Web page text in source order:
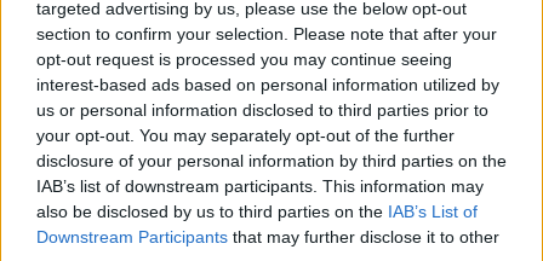
targeted advertising by us, please use the below opt-out
section to confirm your selection. Please note that after your
opt-out request is processed you may continue seeing
interest-based ads based on personal information utilized by
us or personal information disclosed to third parties prior to
your opt-out. You may separately opt-out of the further
disclosure of your personal information by third parties on the
IAB’s list of downstream participants. This information may
also be disclosed by us to third parties on the IAB’s List of
Downstream Participants that may further disclose it to other
trattenere i loro aumenti salariali a meno che non rinuncino
alle loro azioni legali in materia.
I manifestanti hanno attraversato il Ponte Elisabetta sul lato di
Buda prima di tornare all’accademia sul lato di Pest attraverso
il Ponte delle Catene. Il quartier generale della polizia di
Budapest (BRFK) ha dichiarato supolice.huche alle 18
alcuni manifestanti sono saliti illegalmente sul ponte Elisabeth
e hanno bloccato il traffico per 20 minuti.
Come abbiamo scritto qualche giorno prima, grande protesta